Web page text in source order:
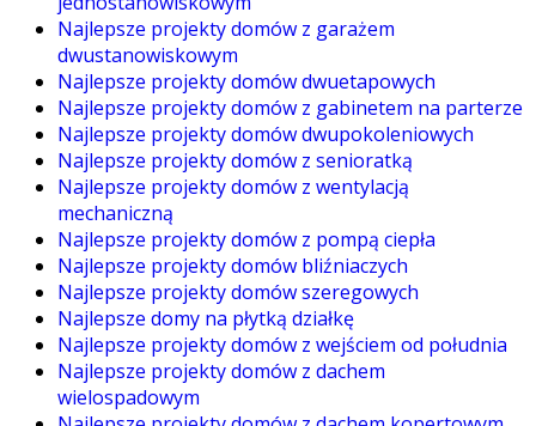
Najlepsze projekty domów z garażem
dwustanowiskowym
Najlepsze projekty domów dwuetapowych
Najlepsze projekty domów z gabinetem na parterze
Najlepsze projekty domów dwupokoleniowych
Najlepsze projekty domów z senioratką
Najlepsze projekty domów z wentylacją
mechaniczną
Najlepsze projekty domów z pompą ciepła
Najlepsze projekty domów bliźniaczych
Najlepsze projekty domów szeregowych
Najlepsze domy na płytką działkę
Najlepsze projekty domów z wejściem od południa
Najlepsze projekty domów z dachem
wielospadowym